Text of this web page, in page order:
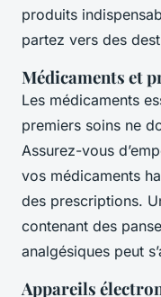
produits
partez vers des
Médicaments et
Les médicaments
premiers soins ne
Assurez-vous
vos médicaments
des prescriptions.
contenant des
analgésiques peut
Appareils